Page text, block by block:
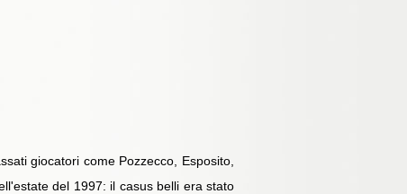
giocatori come Pozzecco, Esposito,
del 1997: il casus belli era stato